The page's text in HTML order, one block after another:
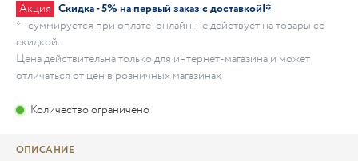
Акция Скидка - 5% на первый заказ с доставкой!*
* - суммируется при оплате-онлайн, не действует на товары со
скидкой.
Цена действительна только для интернет-магазина и может
отличаться от цен в розничных магазинах
Количество ограничено
ОПИСАНИЕ